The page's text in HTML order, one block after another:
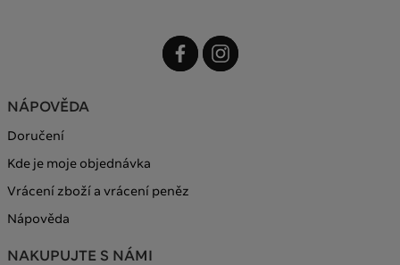
NÁPOVĚDA
Doručení
Kde je moje objednávka
Vrácení zboží a vrácení peněz
Nápověda
NAKUPUJTE S NÁMI